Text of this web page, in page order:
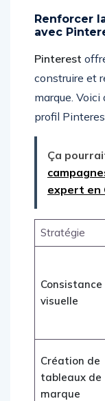
Renforcer
avec
Pinterest
construire et
marque.
profil
Ça
expert en
Stratégie
Consistance
visuelle
Création de
tableaux de
marque